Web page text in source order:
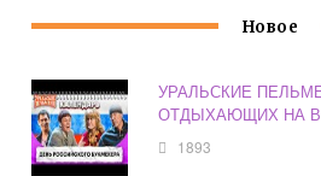
Новое
УРАЛЬСКИЕ
ОТДЫХАЮЩИХ НА
1893